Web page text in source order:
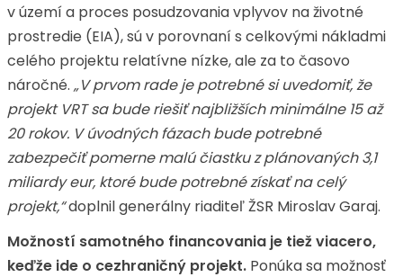
v území a proces posudzovania vplyvov na životné
prostredie (EIA), sú v porovnaní s celkovými nákladmi
celého projektu relatívne nízke, ale za to časovo
náročné. „V prvom rade je potrebné si uvedomiť, že
projekt VRT sa bude riešiť najbližších minimálne 15 až
20 rokov. V úvodných fázach bude potrebné
zabezpečiť pomerne malú čiastku z plánovaných 3,1
miliardy eur, ktoré bude potrebné získať na celý
projekt,“doplnil generálny riaditeľ ŽSR Miroslav Garaj.
Možností samotného financovania je tiež viacero,
keďže ide o cezhraničný projekt. Ponúka sa možnosť